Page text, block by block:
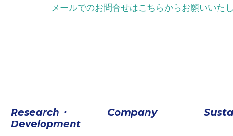
メールでのお問合せはこちらからお願いいたし
Research・
Development
Company